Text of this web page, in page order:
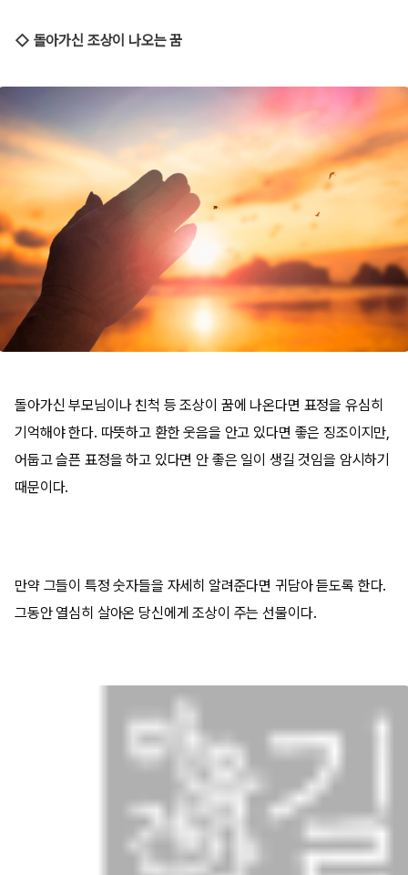
◇ 돌아가신 조상이 나오는 꿈
돌아가신 부모님이나 친척 등 조상이 꿈에 나온다면 표정을 유심히
기억해야 한다. 따뜻하고 환한 웃음을 안고 있다면 좋은 징조이지만,
어둡고 슬픈 표정을 하고 있다면 안 좋은 일이 생길 것임을 암시하기
때문이다.
만약 그들이 특정 숫자들을 자세히 알려준다면 귀담아 듣도록 한다.
그동안 열심히 살아온 당신에게 조상이 주는 선물이다.